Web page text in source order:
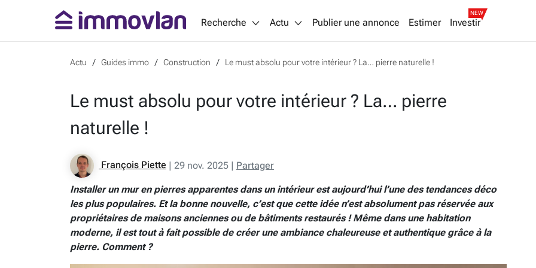
Recherche Actu Publier une annonce Estimer Investir
NEW
Actu Guides immo Construction Le must absolu pour votre intérieur ? La… pierre naturelle !
Le must absolu pour votre intérieur ? La… pierre
naturelle !
François Piette | 29 nov. 2025 | Partager
Installer un mur en pierres apparentes dans un intérieur est aujourd’hui l’une des tendances déco
les plus populaires. Et la bonne nouvelle, c’est que cette idée n’est absolument pas réservée aux
propriétaires de maisons anciennes ou de bâtiments restaurés ! Même dans une habitation
moderne, il est tout à fait possible de créer une ambiance chaleureuse et authentique grâce à la
pierre. Comment ?